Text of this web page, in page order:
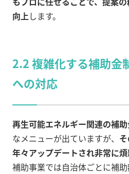
向上します。
2.2 複雑化する補助金
への対応
再生可能エネルギー関連の補
なメニューが出ていますが、
年々アップデートされ非常に
補助事業では自治体ごとに補助